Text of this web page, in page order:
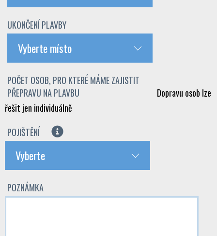
UKONČENÍ PLAVBY
Vyberte místo
POČET OSOB, PRO KTERÉ MÁME ZAJISTIT
PŘEPRAVU NA PLAVBU
Dopravu osob lze
řešit jen individuálně
POJIŠTĚNÍ
Vyberte
POZNÁMKA